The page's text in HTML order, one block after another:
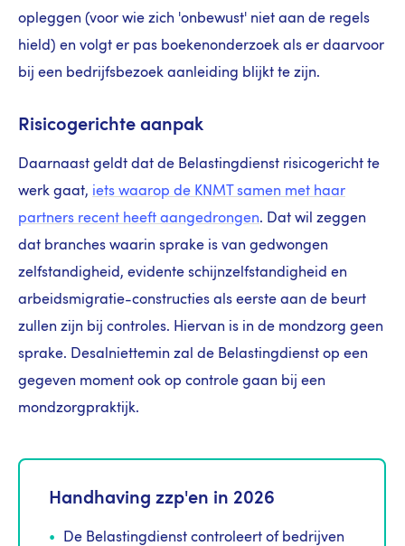
opleggen (voor wie zich 'onbewust' niet aan de regels
hield) en volgt er pas boekenonderzoek als er daarvoor
bij een bedrijfsbezoek aanleiding blijkt te zijn.
Risicogerichte aanpak
Daarnaast geldt dat de Belastingdienst risicogericht te
werk gaat, iets waarop de KNMT samen met haar
partners recent heeft aangedrongen. Dat wil zeggen
dat branches waarin sprake is van gedwongen
zelfstandigheid, evidente schijnzelfstandigheid en
arbeidsmigratie-constructies als eerste aan de beurt
zullen zijn bij controles. Hiervan is in de mondzorg geen
sprake. Desalniettemin zal de Belastingdienst op een
gegeven moment ook op controle gaan bij een
mondzorgpraktijk.
Handhaving zzp'en in 2026
De Belastingdienst controleert of bedrijven